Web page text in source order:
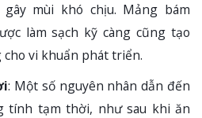
mùi khó chịu. Mảng bám
làm sạch kỹ càng cũng tạo
vi khuẩn phát triển.
: Một số nguyên nhân dẫn đến
tính tạm thời, như sau khi ăn